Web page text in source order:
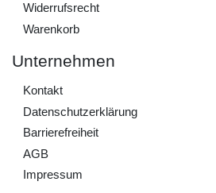
Widerrufs­recht
Warenkorb
Unternehmen
Kontakt
Daten­schutz­erklärung
Barrierefreiheit
AGB
Impressum